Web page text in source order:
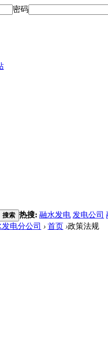
密码
搜索 热搜: 融水发电 发电公司
电分公司 › 首页 ›政策法规